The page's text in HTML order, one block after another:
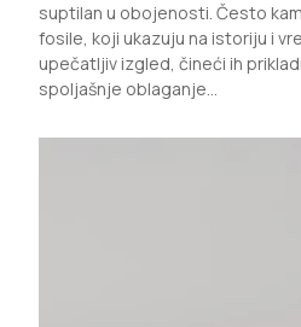
suptilan u obojenosti. Često
fosile, koji ukazuju na istoriju i
upečatljiv izgled, čineći ih
spoljašnje oblaganje...